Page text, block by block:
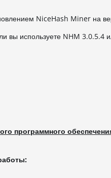
NiceHash Miner на
вы используете NHM 3.0.5.4
программного